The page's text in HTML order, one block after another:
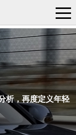
析，再度定义年轻